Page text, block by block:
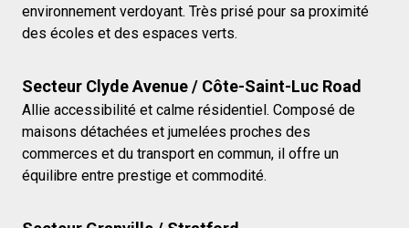
environnement verdoyant. Très prisé pour sa proximité
des écoles et des espaces verts.
Secteur Clyde Avenue / Côte-Saint-Luc Road
Allie accessibilité et calme résidentiel. Composé de
maisons détachées et jumelées proches des
commerces et du transport en commun, il offre un
équilibre entre prestige et commodité.